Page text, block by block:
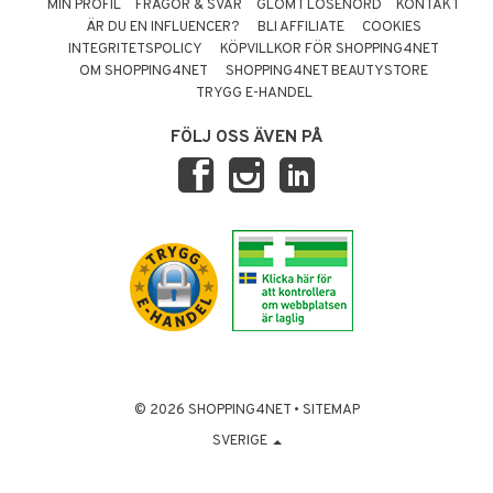
MIN PROFIL FRÅGOR & SVAR GLÖMT LÖSENORD
KONTAKT
ÄR DU EN INFLUENCER?
BLI AFFILIATE
COOKIES
INTEGRITETSPOLICY
KÖPVILLKOR FÖR SHOPPING4NET
OM SHOPPING4NET
SHOPPING4NET BEAUTYSTORE
TRYGG E-HANDEL
FÖLJ OSS ÄVEN PÅ
© 2026 SHOPPING4NET • SITEMAP
SVERIGE